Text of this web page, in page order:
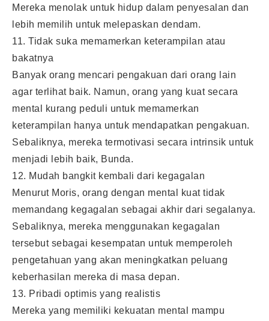
Mereka menolak untuk hidup dalam penyesalan dan
lebih memilih untuk melepaskan dendam.
11. Tidak suka memamerkan keterampilan atau
bakatnya
Banyak orang mencari pengakuan dari orang lain
agar terlihat baik. Namun, orang yang kuat secara
mental kurang peduli untuk memamerkan
keterampilan hanya untuk mendapatkan pengakuan.
Sebaliknya, mereka termotivasi secara intrinsik untuk
menjadi lebih baik, Bunda.
12. Mudah bangkit kembali dari kegagalan
Menurut Moris, orang dengan mental kuat tidak
memandang kegagalan sebagai akhir dari segalanya.
Sebaliknya, mereka menggunakan kegagalan
tersebut sebagai kesempatan untuk memperoleh
pengetahuan yang akan meningkatkan peluang
keberhasilan mereka di masa depan.
13. Pribadi optimis yang realistis
Mereka yang memiliki kekuatan mental mampu